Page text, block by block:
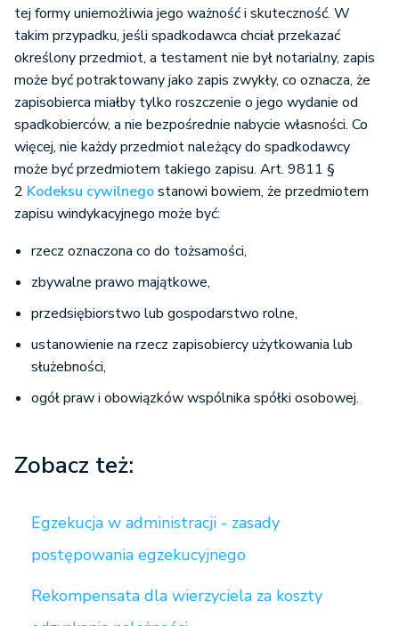
tej formy uniemożliwia jego ważność i skuteczność. W
takim przypadku, jeśli spadkodawca chciał przekazać
określony przedmiot, a testament nie był notarialny, zapis
może być potraktowany jako zapis zwykły, co oznacza, że
zapisobierca miałby tylko roszczenie o jego wydanie od
spadkobierców, a nie bezpośrednie nabycie własności. Co
więcej, nie każdy przedmiot należący do spadkodawcy
może być przedmiotem takiego zapisu. Art. 9811 §
2 Kodeksu cywilnegostanowi bowiem, że przedmiotem
zapisu windykacyjnego może być:
rzecz oznaczona co do tożsamości,
zbywalne prawo majątkowe,
przedsiębiorstwo lub gospodarstwo rolne,
ustanowienie na rzecz zapisobiercy użytkowania lub
służebności,
ogół praw i obowiązków wspólnika spółki osobowej.
Zobacz też:
Egzekucja w administracji - zasady
postępowania egzekucyjnego
Rekompensata dla wierzyciela za koszty